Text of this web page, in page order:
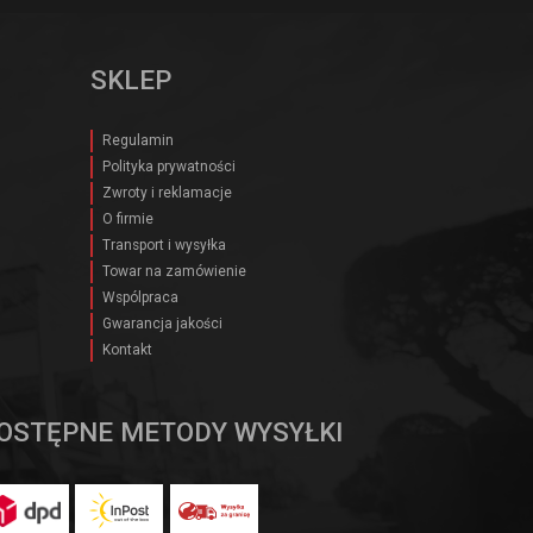
SKLEP
Regulamin
Polityka prywatności
Zwroty i reklamacje
O firmie
Transport i wysyłka
Towar na zamówienie
Wspólpraca
Gwarancja jakości
Kontakt
METODY WYSYŁKI